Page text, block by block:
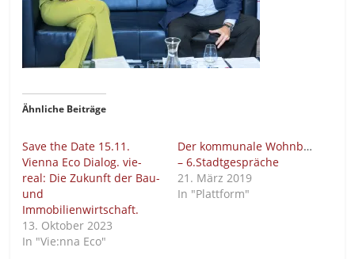
Ähnliche Beiträge
Save the Date 15.11.
Vienna Eco Dialog. vie-
real: Die Zukunft der Bau-
und
Immobilienwirtschaft.
13. Oktober 2023
In "Vie:nna Eco"
Der kommunale Wohnbau
– 6.Stadtgespräche
21. März 2019
In "Plattform"